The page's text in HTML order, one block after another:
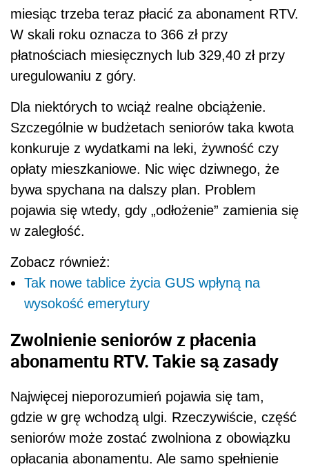
miesiąc trzeba teraz płacić za abonament RTV.
W skali roku oznacza to 366 zł przy
płatnościach miesięcznych lub 329,40 zł przy
uregulowaniu z góry.
Dla niektórych to wciąż realne obciążenie.
Szczególnie w budżetach seniorów taka kwota
konkuruje z wydatkami na leki, żywność czy
opłaty mieszkaniowe. Nic więc dziwnego, że
bywa spychana na dalszy plan. Problem
pojawia się wtedy, gdy „odłożenie” zamienia się
w zaległość.
Zobacz również:
Tak nowe tablice życia GUS wpłyną na
wysokość emerytury
Zwolnienie seniorów z płacenia
abonamentu RTV. Takie są zasady
Najwięcej nieporozumień pojawia się tam,
gdzie w grę wchodzą ulgi. Rzeczywiście, część
seniorów może zostać zwolniona z obowiązku
opłacania abonamentu. Ale samo spełnienie